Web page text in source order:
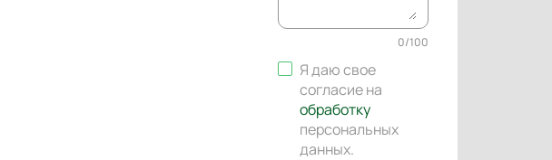
0/100
Я даю свое
согласие на
обработку
персональных
данных.